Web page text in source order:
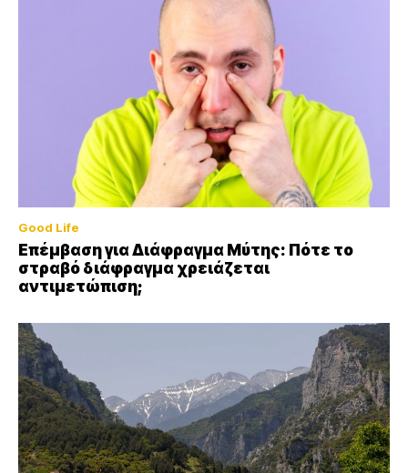
Good Life
Επέμβαση για Διάφραγμα Μύτης: Πότε το
στραβό διάφραγμα χρειάζεται
αντιμετώπιση;